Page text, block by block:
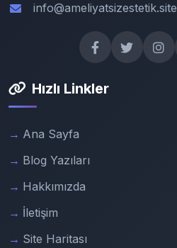
info@ameliyatsizestetik.site
Hızlı Linkler
Ana Sayfa
Blog Yazıları
Hakkımızda
İletişim
Site Haritası